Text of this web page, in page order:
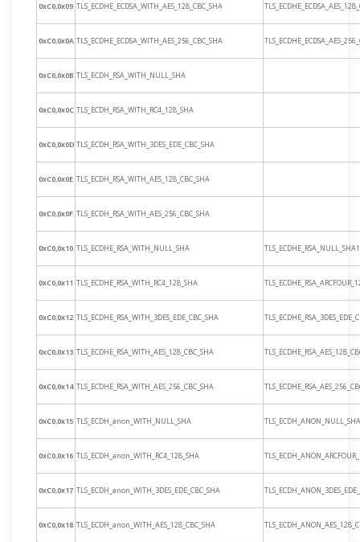
0xC0,0x09 TLS_ECDHE_ECDSA_WITH_AES_128_CBC_SHA
0xC0,0x0A TLS_ECDHE_ECDSA_WITH_AES_256_CBC_SHA
0xC0,0x0B TLS_ECDH_RSA_WITH_NULL_SHA
0xC0,0x0C TLS_ECDH_RSA_WITH_RC4_128_SHA
0xC0,0x0D TLS_ECDH_RSA_WITH_3DES_EDE_CBC_SHA
0xC0,0x0E TLS_ECDH_RSA_WITH_AES_128_CBC_SHA
0xC0,0x0F TLS_ECDH_RSA_WITH_AES_256_CBC_SHA
0xC0,0x10 TLS_ECDHE_RSA_WITH_NULL_SHA TLS_ECDHE_RSA_NULL_SHA1
0xC0,0x11 TLS_ECDHE_RSA_WITH_RC4_128_SHA
0xC0,0x12 TLS_ECDHE_RSA_WITH_3DES_EDE_CBC_SHA
0xC0,0x13 TLS_ECDHE_RSA_WITH_AES_128_CBC_SHA
0xC0,0x14 TLS_ECDHE_RSA_WITH_AES_256_CBC_SHA
0xC0,0x15 TLS_ECDH_anon_WITH_NULL_SHA
0xC0,0x16 TLS_ECDH_anon_WITH_RC4_128_SHA
0xC0,0x17 TLS_ECDH_anon_WITH_3DES_EDE_CBC_SHA
0xC0,0x18 TLS_ECDH_anon_WITH_AES_128_CBC_SHA